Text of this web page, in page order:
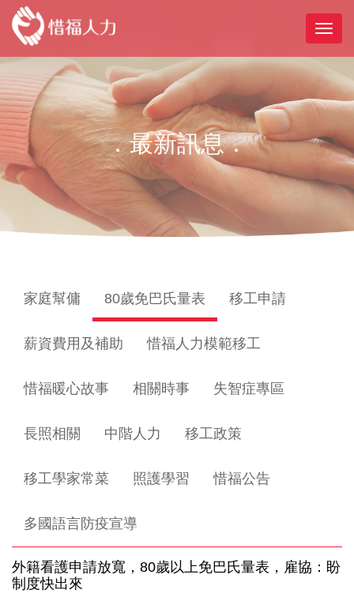
．最新訊息．
家庭幫傭 80歲免巴氏量表 移工申請
薪資費用及補助 惜福人力模範移工
惜福暖心故事 相關時事 失智症專區
長照相關 中階人力 移工政策
移工學家常菜 照護學習 惜福公告
多國語言防疫宣導
外籍看護申請放寬，80歲以上免巴氏量表，雇協：盼
制度快出來